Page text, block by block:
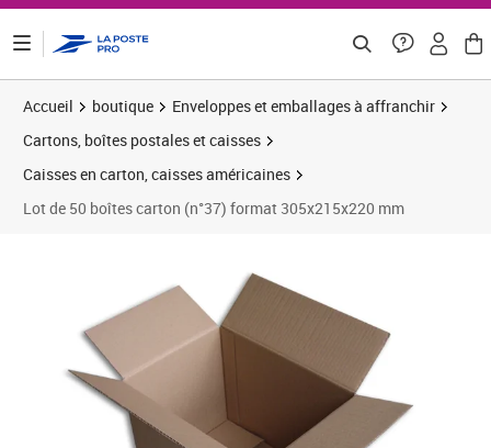
Accueil boutique
Enveloppes et emballages à affranchir
Cartons, boîtes postales et caisses
Caisses en carton, caisses américaines
Lot de 50 boîtes carton (n°37) format 305x215x220 mm